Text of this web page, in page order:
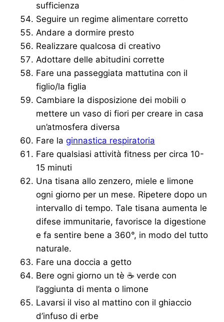
sufficienza
Seguire un regime alimentare corretto
Andare a dormire presto
Realizzare qualcosa di creativo
Adottare delle abitudini corrette
Fare una passeggiata mattutina con il
figlio/la figlia
Cambiare la disposizione dei mobili o
mettere un vaso di fiori per creare in casa
un’atmosfera diversa
Fare la ginnastica respiratoria
Fare qualsiasi attività fitness per circa 10-
15 minuti
Una tisana allo zenzero, miele e limone
ogni giorno per un mese. Ripetere dopo un
intervallo di tempo. Tale tisana aumenta le
difese immunitarie, favorisce la digestione
e fa sentire bene a 360°, in modo del tutto
naturale.
Fare una doccia a getto
Bere ogni giorno un tè ☕ verde con
l’aggiunta di menta o limone
Lavarsi il viso al mattino con il ghiaccio
d’infuso di erbe